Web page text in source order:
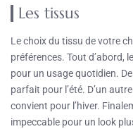
Les tissus
Le choix du tissu de votre
préférences. Tout d’abord, le
pour un usage quotidien.
parfait pour l’été. D’un
convient pour l’hiver.
impeccable pour un look